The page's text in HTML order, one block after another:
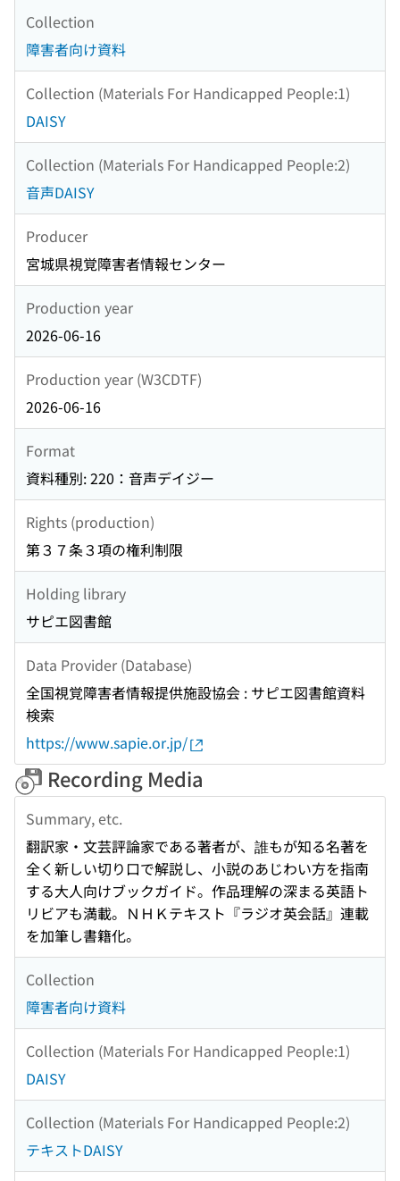
Collection
障害者向け資料
Collection (Materials For Handicapped People:1)
DAISY
Collection (Materials For Handicapped People:2)
音声DAISY
Producer
宮城県視覚障害者情報センター
Production year
2026-06-16
Production year (W3CDTF)
2026-06-16
Format
資料種別: 220：音声デイジー
Rights (production)
第３７条３項の権利制限
Holding library
サピエ図書館
Data Provider (Database)
全国視覚障害者情報提供施設協会 : サピエ図書館資料
検索
https://www.sapie.or.jp/
Recording Media
Summary, etc.
翻訳家・文芸評論家である著者が、誰もが知る名著を
全く新しい切り口で解説し、小説のあじわい方を指南
する大人向けブックガイド。作品理解の深まる英語ト
リビアも満載。ＮＨＫテキスト『ラジオ英会話』連載
を加筆し書籍化。
Collection
障害者向け資料
Collection (Materials For Handicapped People:1)
DAISY
Collection (Materials For Handicapped People:2)
テキストDAISY